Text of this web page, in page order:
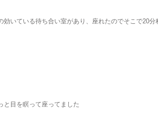
いている待ち合い室があり、座れたのでそこで20分
と目を瞑って座ってました